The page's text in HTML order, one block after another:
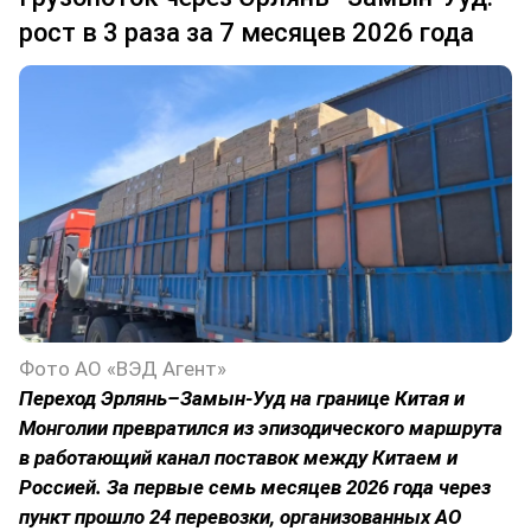
рост в 3 раза за 7 месяцев 2026 года
Фото АО «ВЭД Агент»
Переход Эрлянь–Замын-Ууд на границе Китая и
Монголии превратился из эпизодического маршрута
в работающий канал поставок между Китаем и
Россией. За первые семь месяцев 2026 года через
пункт прошло 24 перевозки, организованных АО